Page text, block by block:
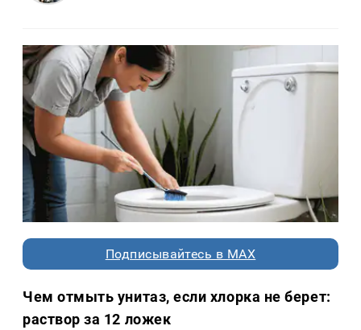
Подписывайтесь в MAX
Чем отмыть унитаз, если хлорка не берет:
раствор за 12 ложек